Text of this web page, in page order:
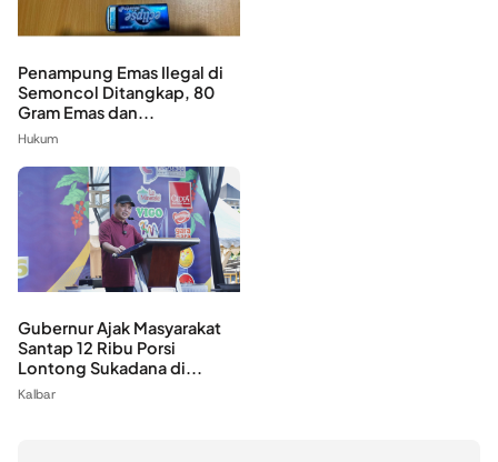
Penampung Emas Ilegal di
Semoncol Ditangkap, 80
Gram Emas dan...
Hukum
Gubernur Ajak Masyarakat
Santap 12 Ribu Porsi
Lontong Sukadana di...
Kalbar